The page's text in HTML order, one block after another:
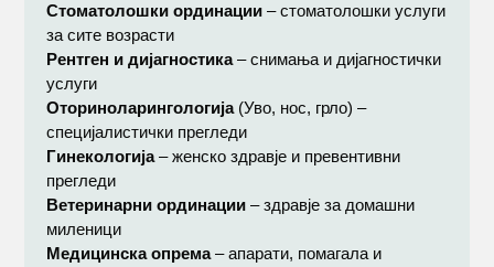
Стоматолошки ординации – стоматолошки услуги
за сите возрасти
Рентген и дијагностика– снимања и дијагностички
услуги
Оториноларингологија(Уво, нос, грло) –
специјалистички прегледи
Гинекологија– женско здравје и превентивни
прегледи
Ветеринарни ординации – здравје за домашни
миленици
Медицинска опрема– апарати, помагала и